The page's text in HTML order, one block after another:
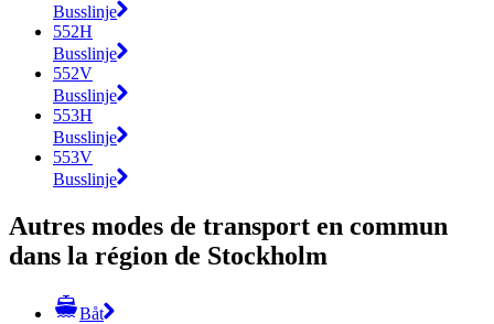
Busslinje
552H
Busslinje
552V
Busslinje
553H
Busslinje
553V
Busslinje
Autres modes de transport en commun
dans la région de Stockholm
Båt